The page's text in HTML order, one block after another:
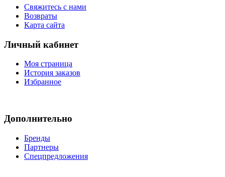
Свяжитесь с нами
Возвраты
Карта сайта
Личный кабинет
Моя страница
История заказов
Избранное
Дополнительно
Бренды
Партнеры
Спецпредложения